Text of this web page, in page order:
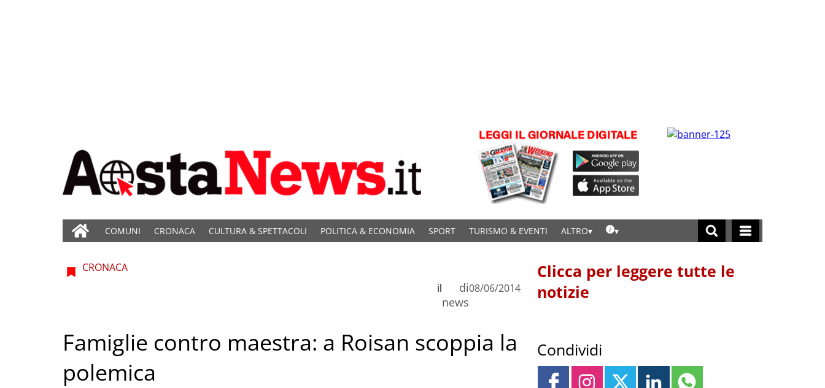
COMUNI CRONACA CULTURA & SPETTACOLI POLITICA & ECONOMIA SPORT TURISMO & EVENTI ALTRO
CRONACA
di
news
il 08/06/2014
Famiglie contro maestra: a Roisan scoppia la
polemica
Clicca per leggere tutte le
notizie
Condividi